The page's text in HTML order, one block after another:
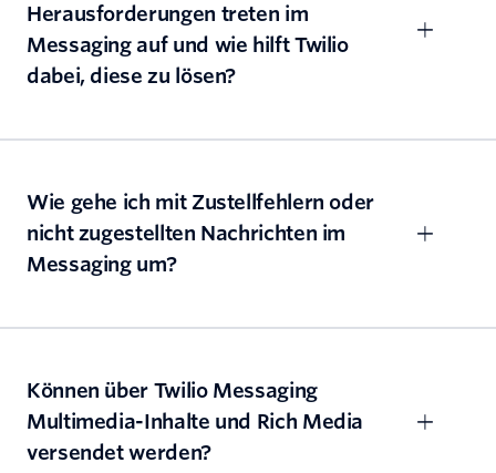
Herausforderungen treten im
Messaging auf und wie hilft Twilio
dabei, diese zu lösen?
Wie gehe ich mit Zustellfehlern oder
nicht zugestellten Nachrichten im
Messaging um?
Können über Twilio Messaging
Multimedia-Inhalte und Rich Media
versendet werden?